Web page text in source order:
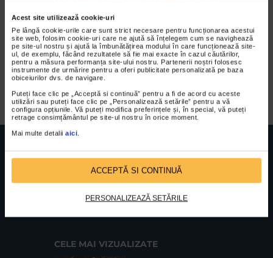
Acest site utilizează cookie-uri
Pe lângă cookie-urile care sunt strict necesare pentru funcționarea acestui
site web, folosim cookie-uri care ne ajută să înțelegem cum se navighează
pe site-ul nostru și ajută la îmbunătățirea modului în care funcționează site-
ul, de exemplu, făcând rezultatele să fie mai exacte în cazul căutărilor,
pentru a măsura performanța site-ului nostru. Partenerii noștri folosesc
instrumente de urmărire pentru a oferi publicitate personalizată pe baza
obiceiurilor dvs. de navigare.
Puteți face clic pe „Acceptă si continuă” pentru a fi de acord cu aceste
utilizări sau puteți face clic pe „Personalizează setările” pentru a vă
configura opțiunile. Vă puteți modifica preferințele și, în special, vă puteți
retrage consimțământul pe site-ul nostru în orice moment.
Mai multe detalii aici
ACCEPTĂ SI CONTINUĂ
PERSONALIZEAZĂ SETĂRILE
Veniti de luati licenta – la
Aiurart
Cod fiscal: 9164384Sediu social: Str. Delfinului, Nr. 6, parter Bl. 42,
CELE MAI VIZUALIZATE